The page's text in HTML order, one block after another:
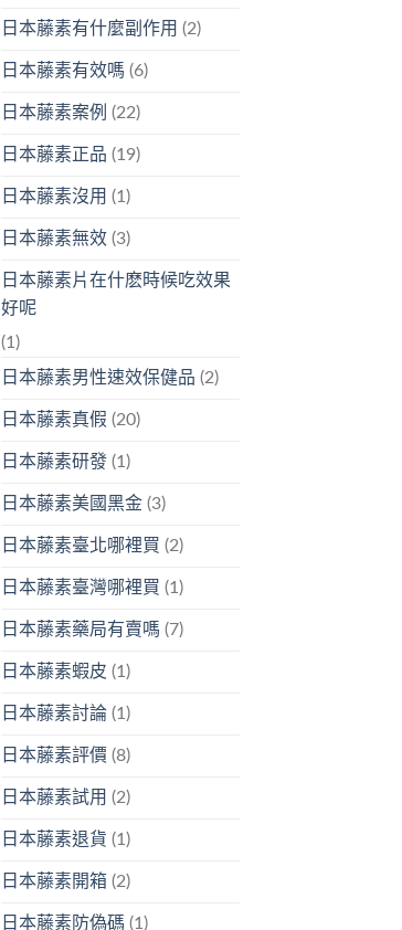
日本藤素有什麼副作用 (2)
日本藤素有效嗎 (6)
日本藤素案例 (22)
日本藤素正品 (19)
日本藤素沒用 (1)
日本藤素無效(3)
日本藤素片在什麽時候吃效果
好呢
(1)
日本藤素男性速效保健品 (2)
日本藤素真假 (20)
日本藤素研發(1)
日本藤素美國黑金(3)
日本藤素臺北哪裡買 (2)
日本藤素臺灣哪裡買 (1)
日本藤素藥局有賣嗎 (7)
日本藤素蝦皮 (1)
日本藤素討論(1)
日本藤素評價 (8)
日本藤素試用 (2)
日本藤素退貨 (1)
日本藤素開箱 (2)
日本藤素防偽碼 (1)